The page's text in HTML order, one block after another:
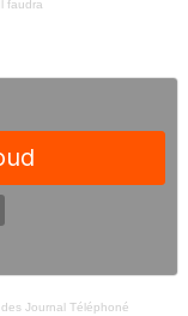
faudra
Journal Téléphoné